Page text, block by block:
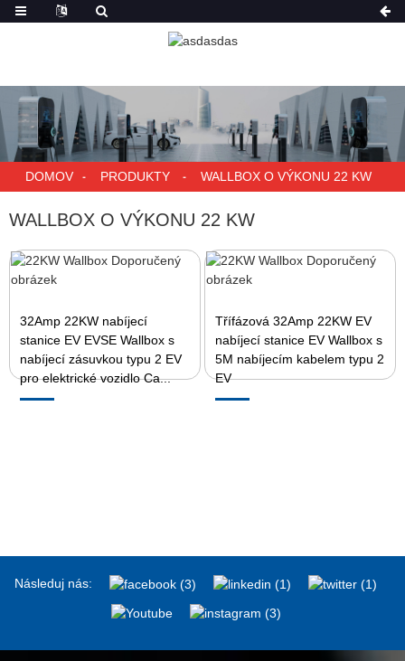
DOMOV PRODUKTY WALLBOX O VÝKONU 22 KW
WALLBOX O VÝKONU 22 KW
32Amp 22KW nabíjecí
stanice EV EVSE Wallbox s
nabíjecí zásuvkou typu 2 EV
pro elektrické vozidlo Ca...
Třífázová 32Amp 22KW EV
nabíjecí stanice EV Wallbox s
5M nabíjecím kabelem typu 2
EV
Následuj nás: